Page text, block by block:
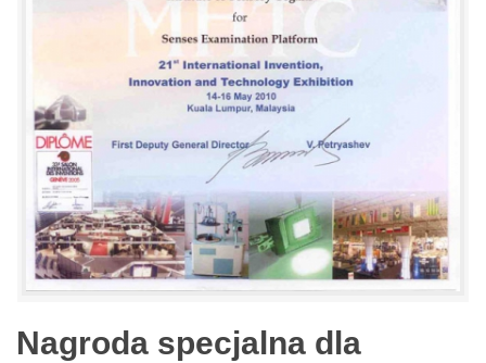
Nagroda specjalna dla